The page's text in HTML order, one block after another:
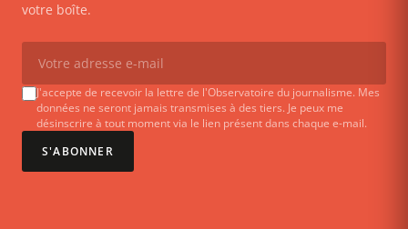
votre boîte.
J'accepte de recevoir la lettre de l'Observatoire du journalisme. Mes
données ne seront jamais transmises à des tiers. Je peux me
désinscrire à tout moment via le lien présent dans chaque e-mail.
S'ABONNER